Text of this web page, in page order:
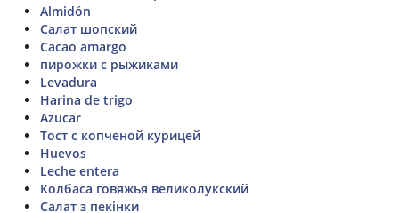
Almidón
Салат шопский
Cacao amargo
пирожки с рыжиками
Levadura
Harina de trigo
Azucar
Тост с копченой курицей
Huevos
Leche entera
Колбаса говяжья великолукский
Салат з пекінки